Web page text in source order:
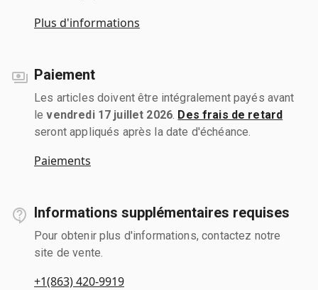
Plus d'informations
Paiement
Les articles doivent être intégralement payés avant
levendredi 17 juillet 2026 Des frais de retard
seront appliqués après la date d'échéance.
Paiements
Informations supplémentaires requises
Pour obtenir plus d'informations, contactez notre
site de vente.
+1(863) 420-9919